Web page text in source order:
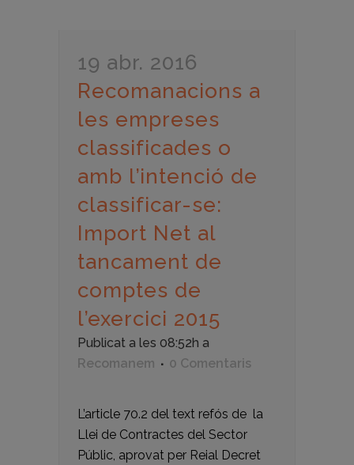
19 abr. 2016
Recomanacions a
les empreses
classificades o
amb l’intenció de
classificar-se:
Import Net al
tancament de
comptes de
l’exercici 2015
Publicat a les 08:52h a
Recomanem
0 Comentaris
L’article 70.2 del text refós de la
Llei de Contractes del Sector
Públic, aprovat per Reial Decret